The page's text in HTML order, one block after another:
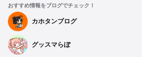
おすすめ情報をブログでチェック！
カホタンブログ
グッスマらぼ